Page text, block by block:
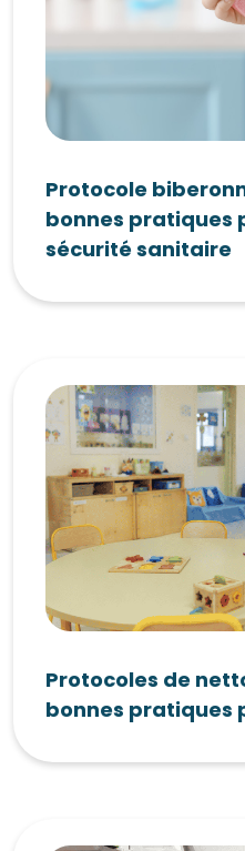
Protocole
bonnes pratiques
sécurité sanitaire
Protocoles de
bonnes pratiques